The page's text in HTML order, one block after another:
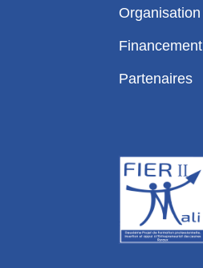
Organisation
Financement
Partenaires